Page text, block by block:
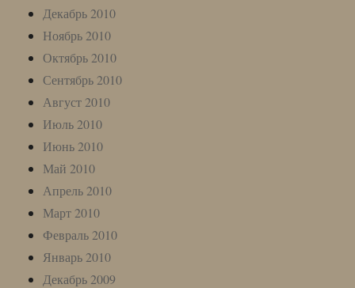
Декабрь 2010
Ноябрь 2010
Октябрь 2010
Сентябрь 2010
Август 2010
Июль 2010
Июнь 2010
Май 2010
Апрель 2010
Март 2010
Февраль 2010
Январь 2010
Декабрь 2009